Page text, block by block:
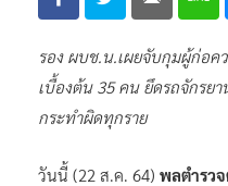
รอง ผบช.น.เผยจับกุมผู้ก่อค
เบื้องต้น 35 คน ยึดรถจักรย
กระทำผิดทุกราย
วันนี้ (22 ส.ค. 64) พลตำรว